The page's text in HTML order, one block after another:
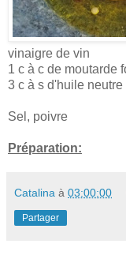
vinaigre de vin
1 c à c de moutarde
3 c à s d'huile neutre
Sel, poivre
Préparation:
Catalina à 03:00:00
Partager